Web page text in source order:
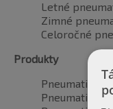
Letné
Zimné
Celoročné
Produkty
Pneumatiky
Pneumatiky